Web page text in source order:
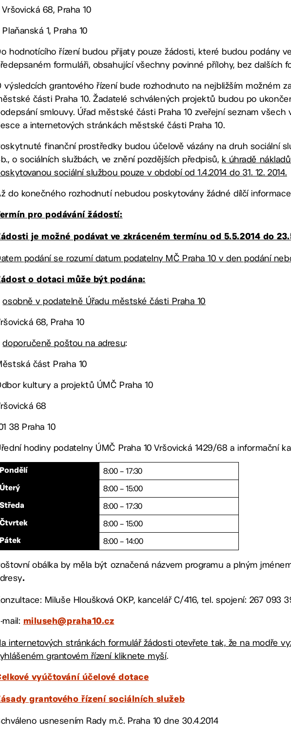
Vršovická 68, Praha 10
Plaňanská 1, Praha 10
hodnotícího řízení budou přijaty pouze žádosti, které budou podány
formuláři, obsahující všechny povinné přílohy, bez dalších
výsledcích grantového řízení bude rozhodnuto na nejbližším možném
části Praha 10. Žadatelé schválených projektů budou po
smlouvy. Úřad městské části Praha 10 zveřejní seznam
a internetových stránkách městské části Praha 10.
finanční prostředky budou účelově vázány na druh sociální
o sociálních službách, ve znění pozdějších předpisů, k úhradě
sociální službou pouze v období od 1.4.2014 do 31. 12. 2014.
do konečného rozhodnutí nebudou poskytovány žádné dílčí
pro podávání žádostí:
je možné podávat ve zkráceném termínu od 5.5.2014 do
podání se rozumí datum podatelny MČ Praha 10 v den podání
o dotaci může být podána:
osobně v podatelně Úřadu městské části Praha 10
68, Praha 10
doporučeně poštou na adresu:
část Praha 10
kultury a projektů ÚMČ Praha 10
68
38 Praha 10
hodiny podatelny ÚMČ Praha 10 Vršovická 1429/68 a informační
Pondělí 8:00 – 17:30
Úterý 8:00 – 15:00
Středa 8:00 – 17:30
Čtvrtek 8:00 – 15:00
Pátek 8:00 – 14:00
obálka by měla být označená názvem programu a plným
.
Miluše Hloušková OKP, kancelář C/416, tel. spojení: 267 093
mail: miluseh@praha10.cz
internetových stránkách formulář žádosti otevřete tak, že na modře
grantovém řízení kliknete myší.
vyúčtování účelové dotace
grantového řízení sociálních služeb
usnesením Rady m.č. Praha 10 dne 30.4.2014